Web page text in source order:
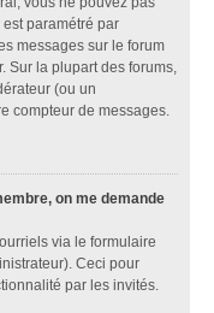
est paramétré par
messages sur le forum
Sur la plupart des forums,
(ou un
compteur de messages.
on me demande
via le formulaire
Ceci pour
par les invités.